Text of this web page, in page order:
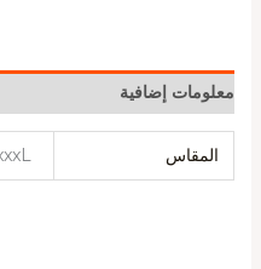
معلومات إضافية
المقاس